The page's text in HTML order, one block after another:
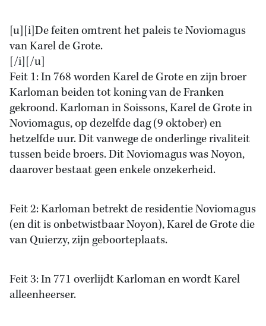
[u][i]De feiten omtrent het paleis te Noviomagus
van Karel de Grote.
[/i][/u]
Feit 1: In 768 worden Karel de Grote en zijn broer
Karloman beiden tot koning van de Franken
gekroond. Karloman in Soissons, Karel de Grote in
Noviomagus, op dezelfde dag (9 oktober) en
hetzelfde uur. Dit vanwege de onderlinge rivaliteit
tussen beide broers. Dit Noviomagus was Noyon,
daarover bestaat geen enkele onzekerheid.
Feit 2: Karloman betrekt de residentie Noviomagus
(en dit is onbetwistbaar Noyon), Karel de Grote die
van Quierzy, zijn geboorteplaats.
Feit 3: In 771 overlijdt Karloman en wordt Karel
alleenheerser.